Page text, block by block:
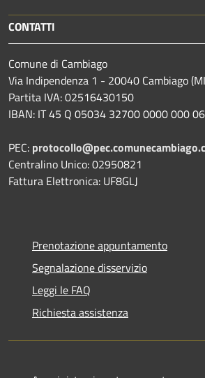
CONTATTI
Comune di Cambiago
Via Indipendenza 1 - 20040 Cambiago
Partita IVA: 02516430150
IBAN: IT 45 Q 05034 32700 0000 000
PEC:
Centralino Unico: 02950821
Fattura Elettronica: UF8GLJ
Prenotazione appuntamento
Segnalazione disservizio
Leggi le FAQ
Richiesta assistenza